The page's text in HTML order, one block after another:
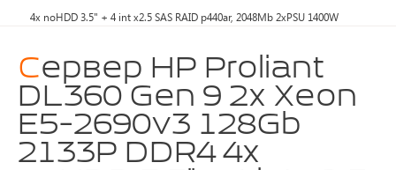
4x noHDD 3.5" + 4 int x2.5 SAS RAID p440ar, 2048Mb 2xPSU 1400W
Сервер HP Proliant
DL360 Gen 9 2x Xeon
E5-2690v3 128Gb
2133P DDR4 4x